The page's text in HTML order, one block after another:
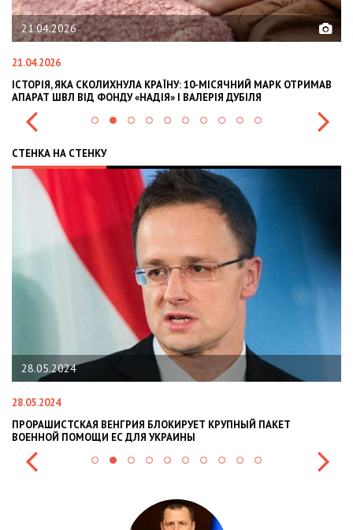
21.04.2026
21.04.2026
ІСТОРІЯ, ЯКА СКОЛИХНУЛА КРАЇНУ: 10-МІСЯЧНИЙ МАРК ОТРИМАВ
АПАРАТ ШВЛ ВІД ФОНДУ «НАДІЯ» І ВАЛЕРІЯ ДУБІЛЯ
СТЕНКА НА СТЕНКУ
28.05.2024
28.05.2024
ПРОРАШИСТСКАЯ ВЕНГРИЯ БЛОКИРУЕТ КРУПНЫЙ ПАКЕТ
ВОЕННОЙ ПОМОЩИ ЕС ДЛЯ УКРАИНЫ